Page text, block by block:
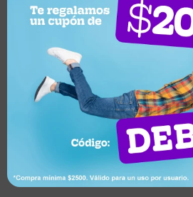
UYU2.212
Mesa Eames circular en madera 80cm
Llega mañana